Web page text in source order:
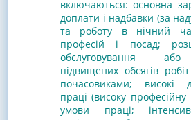
включаються: основна
доплати і надбавки (за
та роботу в нічний
професій і посад;
обслуговування
підвищених обсягів
почасовиками; високі
праці (високу професійну
умови праці;